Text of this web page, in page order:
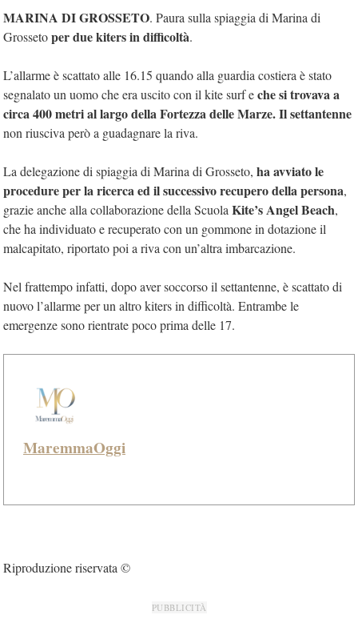
MARINA DI GROSSETO. Paura sulla spiaggia di Marina di
Grossetoper due kiters in difficoltà.
L’allarme è scattato alle 16.15 quando alla guardia costiera è stato
segnalato un uomo che era uscito con il kite surf eche si trovava a
circa 400 metri al largo della Fortezza delle Marze. Il settantenne
non riusciva però a guadagnare la riva.
La delegazione di spiaggia di Marina di Grosseto, ha avviato le
procedure per la ricerca ed il successivo recupero della persona,
grazie anche alla collaborazione della Scuola Kite’s Angel Beach,
che ha individuato e recuperato con un gommone in dotazione il
malcapitato, riportato poi a riva con un’altra imbarcazione.
Nel frattempo infatti, dopo aver soccorso il settantenne, è scattato di
nuovo l’allarme per un altro kiters in difficoltà. Entrambe le
emergenze sono rientrate poco prima delle 17.
MaremmaOggi
Riproduzione riservata ©
PUBBLICITÀ